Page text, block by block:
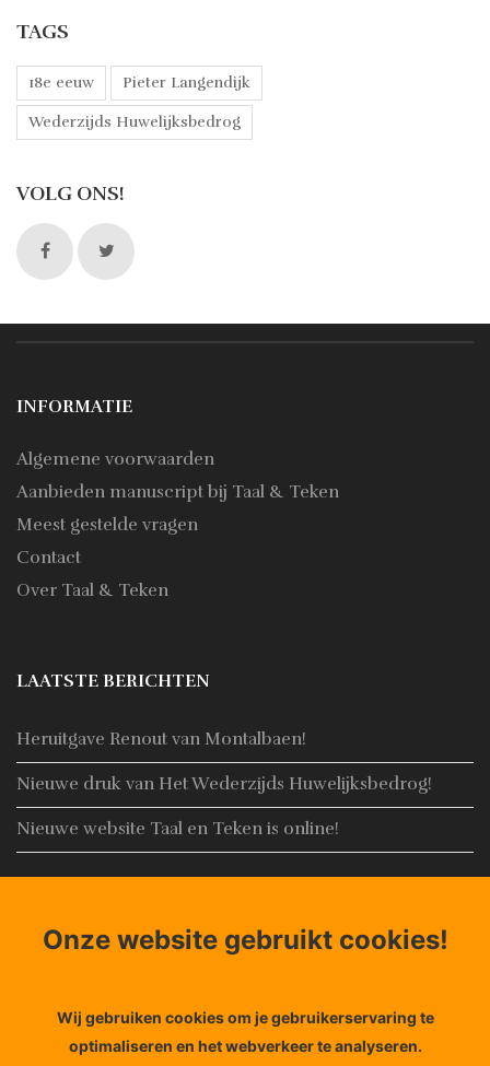
TAGS
18e eeuw Pieter Langendijk
Wederzijds Huwelijksbedrog
VOLG ONS!
INFORMATIE
Algemene voorwaarden
Aanbieden manuscript bij Taal & Teken
Meest gestelde vragen
Contact
Over Taal & Teken
LAATSTE BERICHTEN
Heruitgave Renout van Montalbaen!
Nieuwe druk van Het Wederzijds Huwelijksbedrog!
Nieuwe website Taal en Teken is online!
CONTACT
Email:Info@taal-teken.nl
Telefoon:+31653848356
Onze website gebruikt cookies!
Wij gebruiken cookies om je gebruikerservaring te
optimaliseren en het webverkeer te analyseren.